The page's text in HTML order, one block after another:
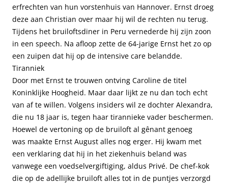
erfrechten van hun vorstenhuis van Hannover. Ernst droeg
deze aan Christian over maar hij wil de rechten nu terug.
Tijdens het bruiloftsdiner in Peru vernederde hij zijn zoon
in een speech. Na afloop zette de 64-jarige Ernst het zo op
een zuipen dat hij op de intensive care belandde.
Tiranniek
Door met Ernst te trouwen ontving Caroline de titel
Koninklijke Hoogheid. Maar daar lijkt ze nu dan toch echt
van af te willen. Volgens insiders wil ze dochter Alexandra,
die nu 18 jaar is, tegen haar tirannieke vader beschermen.
Hoewel de vertoning op de bruiloft al gênant genoeg
was maakte Ernst August alles nog erger. Hij kwam met
een verklaring dat hij in het ziekenhuis beland was
vanwege een voedselvergiftiging, aldus Privé. De chef-kok
die op de adellijke bruiloft alles tot in de puntjes verzorgd